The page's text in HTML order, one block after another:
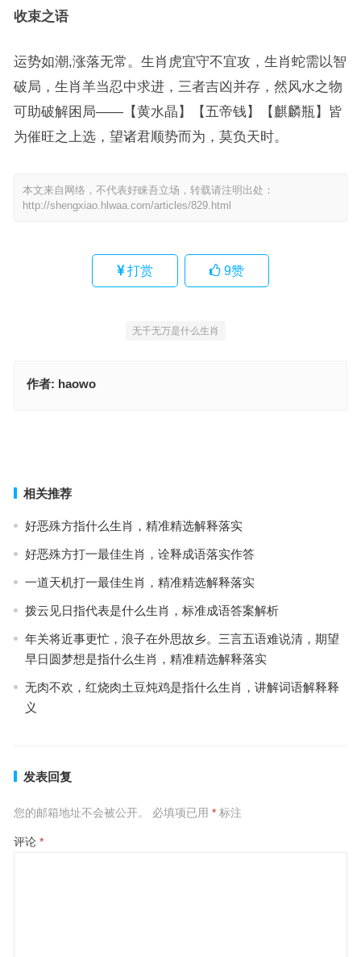
收束之语
运势如潮,涨落无常。生肖虎宜守不宜攻，生肖蛇需以智
破局，生肖羊当忍中求进，三者吉凶并存，然风水之物
可助破解困局——【黄水晶】【五帝钱】【麒麟瓶】皆
为催旺之上选，望诸君顺势而为，莫负天时。
本文来自网络，不代表好睐吾立场，转载请注明出处：
http://shengxiao.hlwaa.com/articles/829.html
打赏 9赞
无千无万是什么生肖
作者: haowo
相关推荐
好恶殊方指什么生肖，精准精选解释落实
好恶殊方打一最佳生肖，诠释成语落实作答
一道天机打一最佳生肖，精准精选解释落实
拨云见日指代表是什么生肖，标准成语答案解析
年关将近事更忙，浪子在外思故乡。三言五语难说清，期望
早日圆梦想是指什么生肖，精准精选解释落实
无肉不欢，红烧肉土豆炖鸡是指什么生肖，讲解词语解释释
义
发表回复
您的邮箱地址不会被公开。 必填项已用 *标注
评论 *